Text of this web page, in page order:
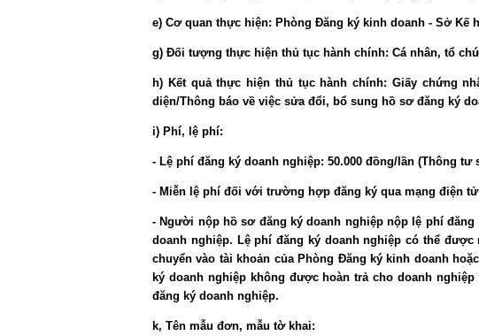
e) Cơ quan thực hiện: Phòng Đăng ký kinh doanh - Sở Kế
g) Đối tượng thực hiện thủ tục hành chính: Cá nhân, tổ
h) Kết quả thực hiện thủ tục hành chính: Giấy chứng
diện/Thông báo về việc sửa đổi, bổ sung hồ sơ đăng ký
i) Phí, lệ phí:
- Lệ phí đăng ký doanh nghiệp: 50.000 đồng/lần (Thông tư
- Miễn lệ phí đối với trường hợp đăng ký qua mạng điện tử
- Người nộp hồ sơ đăng ký doanh nghiệp nộp lệ phí
doanh nghiệp. Lệ phí đăng ký doanh nghiệp có thể
chuyển vào tài khoản của Phòng Đăng ký kinh doanh
ký doanh nghiệp không được hoàn trả cho doanh
đăng ký doanh nghiệp.
k, Tên mẫu đơn, mẫu tờ khai: